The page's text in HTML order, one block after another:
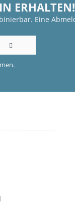
ERHALTEN!
Eine